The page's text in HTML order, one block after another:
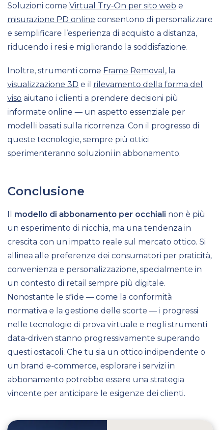
Soluzioni come Virtual Try-On per sito web e
misurazione PD online consentono di personalizzare
e semplificare l’esperienza di acquisto a distanza,
riducendo i resi e migliorando la soddisfazione.
Inoltre, strumenti come Frame Removal , la
visualizzazione 3D e il rilevamento della forma del
viso aiutano i clienti a prendere decisioni più
informate online — un aspetto essenziale per
modelli basati sulla ricorrenza. Con il progresso di
queste tecnologie, sempre più ottici
sperimenteranno soluzioni in abbonamento.
Conclusione
modello di abbonamento per occhiali non è più
un esperimento di nicchia, ma una tendenza in
crescita con un impatto reale sul mercato ottico. Si
allinea alle preferenze dei consumatori per praticità,
convenienza e personalizzazione, specialmente in
un contesto di retail sempre più digitale.
Nonostante le sfide — come la conformità
normativa e la gestione delle scorte — i progressi
nelle tecnologie di prova virtuale e negli strumenti
data-driven stanno progressivamente superando
questi ostacoli. Che tu sia un ottico indipendente o
un brand e-commerce, esplorare i servizi in
abbonamento potrebbe essere una strategia
vincente per anticipare le esigenze dei clienti.